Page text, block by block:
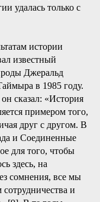
удалась только с
истории
известный
Джеральд
в 1985 году.
сказал: «История
примером того,
друг с другом. В
и Соединенные
для того, чтобы
здесь, на
сомнения, все мы
и